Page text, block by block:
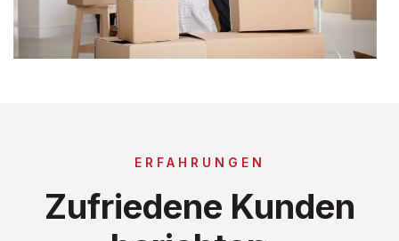
ERFAHRUNGEN
Zufriedene Kunden